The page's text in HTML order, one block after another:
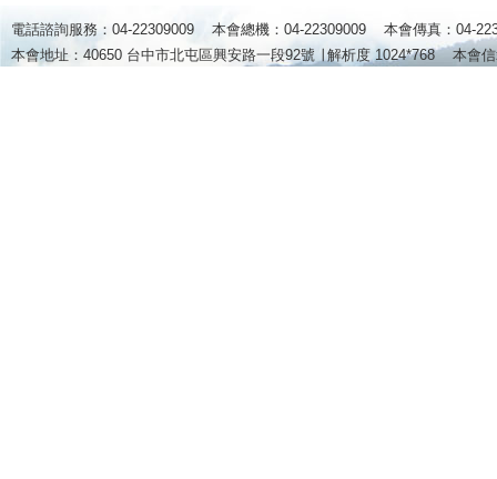
電話諮詢服務：04-22309009 本會總機：04-22309009 本會傳真：04-
本會地址：40650 台中市北屯區興安路一段92號 ∣解析度 1024*768本會信